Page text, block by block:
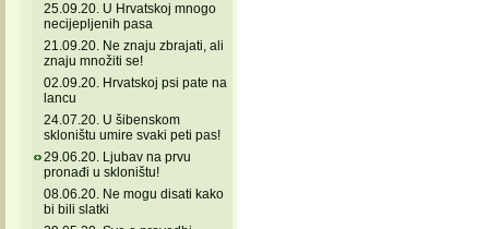
25.09.20. U Hrvatskoj mnogo
necijepljenih pasa
21.09.20. Ne znaju zbrajati, ali
znaju množiti se!
02.09.20. Hrvatskoj psi pate na
lancu
24.07.20. U šibenskom
skloništu umire svaki peti pas!
29.06.20. Ljubav na prvu
pronađi u skloništu!
08.06.20. Ne mogu disati kako
bi bili slatki